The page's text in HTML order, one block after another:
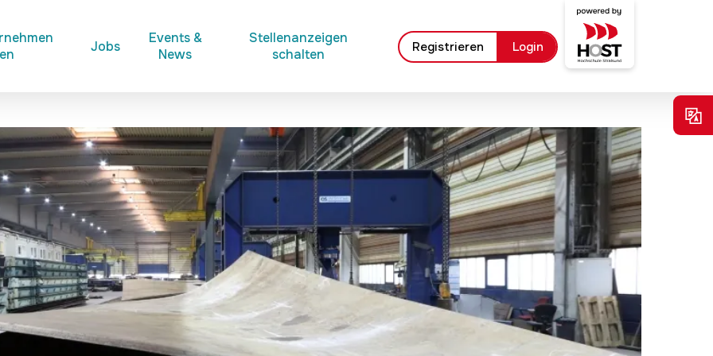
Jobs
Events &
News
Stellenanzeigen
schalten
Registrieren Login